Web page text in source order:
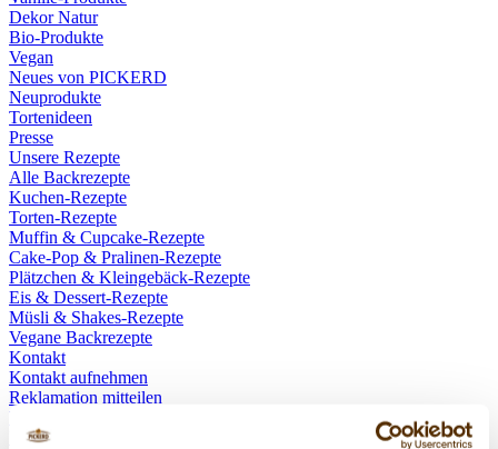
Dekor Natur
Bio-Produkte
Vegan
Neues von PICKERD
Neuprodukte
Tortenideen
Presse
Unsere Rezepte
Alle Backrezepte
Kuchen-Rezepte
Torten-Rezepte
Muffin & Cupcake-Rezepte
Cake-Pop & Pralinen-Rezepte
Plätzchen & Kleingebäck-Rezepte
Eis & Dessert-Rezepte
Müsli & Shakes-Rezepte
Vegane Backrezepte
Kontakt
Kontakt aufnehmen
Reklamation mitteilen
Widerruf einreichen
Über PICKERD